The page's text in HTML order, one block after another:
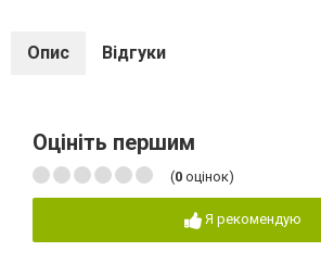
Опис Відгуки
Оцініть першим
(0 оцінок)
Я рекомендую